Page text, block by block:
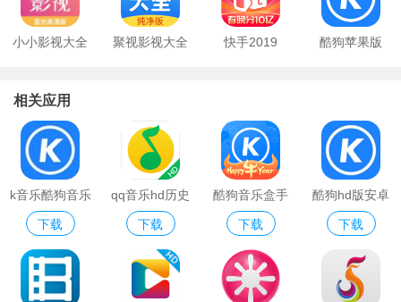
小小影视大全 聚视影视大全 快手2019 酷狗苹果版
相关应用
k音乐酷狗音乐
下载
qq音乐hd历史
版本
下载
酷狗音乐盒手
机版
下载
酷狗hd版安卓
软件
下载